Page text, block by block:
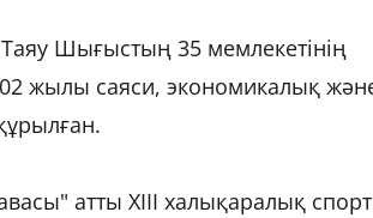
Шығыстың 35 мемлекетінің
жылы саяси, экономикалық
атты XIII халықаралық спорт